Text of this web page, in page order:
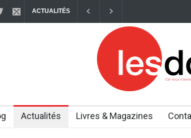
ACTUALITÉS
humaines Des chercheurs travaillent désormais sur
Actualités Livres & Magazines